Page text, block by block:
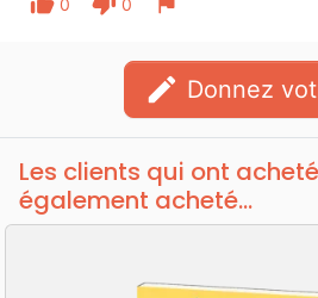
0 0
edit Donnez
Les clients qui ont
également acheté...